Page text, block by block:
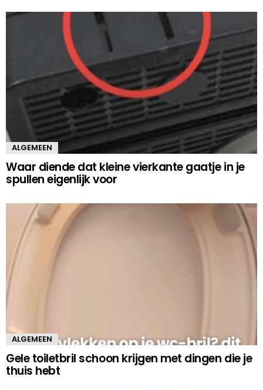
ALGEMEEN
Waar diende dat kleine vierkante gaatje in je
spullen eigenlijk voor
ALGEMEEN
Gele toiletbril schoon krijgen met dingen die je
thuis hebt